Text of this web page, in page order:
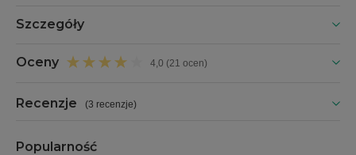
Szczegóły
Oceny 4,0 (21 ocen)
Recenzje (3 recenzje)
Popularność